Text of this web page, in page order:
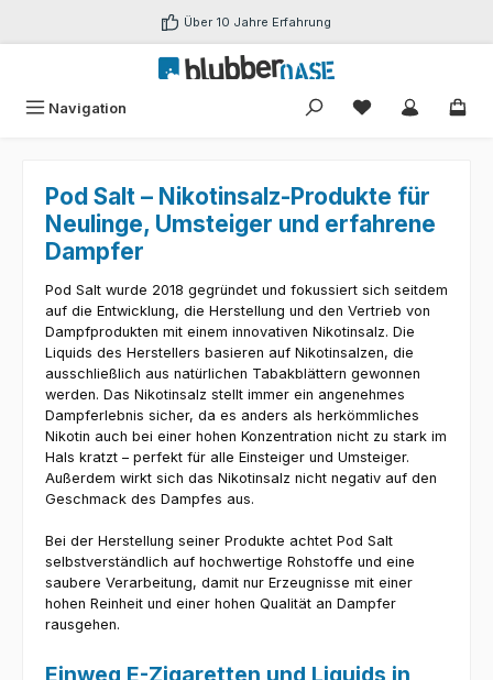
Zum Hauptinhalt springen Über 10 Jahre Erfahrung
Navigation Du hast 0
Pod Salt – Nikotinsalz-Produkte für
Neulinge, Umsteiger und erfahrene
Dampfer
Pod Salt wurde 2018 gegründet und fokussiert sich seitdem
auf die Entwicklung, die Herstellung und den Vertrieb von
Dampfprodukten mit einem innovativen Nikotinsalz. Die
Liquids des Herstellers basieren auf Nikotinsalzen, die
ausschließlich aus natürlichen Tabakblättern gewonnen
werden. Das Nikotinsalz stellt immer ein angenehmes
Dampferlebnis sicher, da es anders als herkömmliches
Nikotin auch bei einer hohen Konzentration nicht zu stark im
Hals kratzt – perfekt für alle Einsteiger und Umsteiger.
Außerdem wirkt sich das Nikotinsalz nicht negativ auf den
Geschmack des Dampfes aus.
Bei der Herstellung seiner Produkte achtet Pod Salt
selbstverständlich auf hochwertige Rohstoffe und eine
saubere Verarbeitung, damit nur Erzeugnisse mit einer
hohen Reinheit und einer hohen Qualität an Dampfer
rausgehen.